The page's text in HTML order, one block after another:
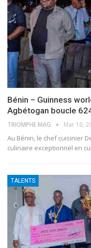
Bénin – Guinness
Agbétogan boucle
TRIOMPHE MAG Mar 16,
Au Bénin, le chef cuisinier
culinaire exceptionnel en
TALENTS